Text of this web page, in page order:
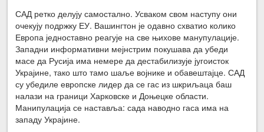
САД ретко делују самостално. Усваком свом наступу они
очекују подржку ЕУ. Вашингтон је одавно схватио колико
Европа једноставно реагује на све њихове манупулације.
Западни информативни мејнстрим покушава да убеди
масе да Русија има немере да дестабилизује југоисток
Украјине, тако што тамо шаље војнике и обавештајце. САД
су убедиле европске лидер да се гас из шкриљаца баш
налази на граници Харковске и Доњецке области.
Манипулација се наставља: сада наводно гаса има на
западу Украјине.